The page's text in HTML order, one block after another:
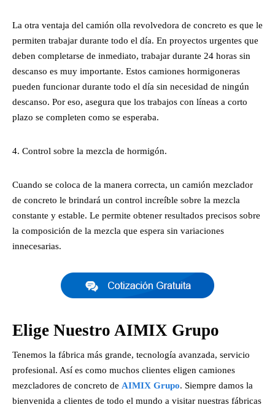
La otra ventaja del camión olla revolvedora de concreto es que le
permiten trabajar durante todo el día. En proyectos urgentes que
deben completarse de inmediato, trabajar durante 24 horas sin
descanso es muy importante. Estos camiones hormigoneras
pueden funcionar durante todo el día sin necesidad de ningún
descanso. Por eso, asegura que los trabajos con líneas a corto
plazo se completen como se esperaba.
Control sobre la mezcla de hormigón.
Cuando se coloca de la manera correcta, un camión mezclador
de concreto le brindará un control increíble sobre la mezcla
constante y estable. Le permite obtener resultados precisos sobre
la composición de la mezcla que espera sin variaciones
innecesarias.
Elige Nuestro AIMIX Grupo
Tenemos la fábrica más grande, tecnología avanzada, servicio
profesional. Así es como muchos clientes eligen camiones
mezcladores de concreto de AIMIX Grupo. Siempre damos la
bienvenida a clientes de todo el mundo a visitar nuestras fábricas